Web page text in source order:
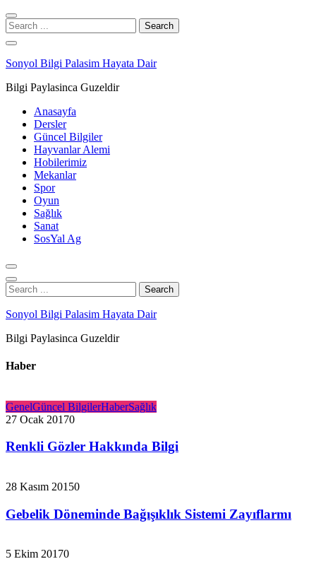
Skip
to
navigation
Skip
to
content
Search
for:
Sonyol Bilgi Palasim Hayata Dair
Bilgi Paylasinca Guzeldir
Anasayfa
Dersler
Güncel Bilgiler
Hayvanlar Alemi
Hobilerimiz
Mekanlar
Spor
Oyun
Sağlık
Sanat
SosYal Ag
Search
for:
Sonyol Bilgi Palasim Hayata Dair
Bilgi Paylasinca Guzeldir
Haber
GenelGüncel BilgilerHaberSağlık
27 Ocak 20170
Renkli Gözler Hakkında Bilgi
28 Kasım 20150
Gebelik Döneminde Bağışıklık Sistemi Zayıflarmı
5 Ekim 20170